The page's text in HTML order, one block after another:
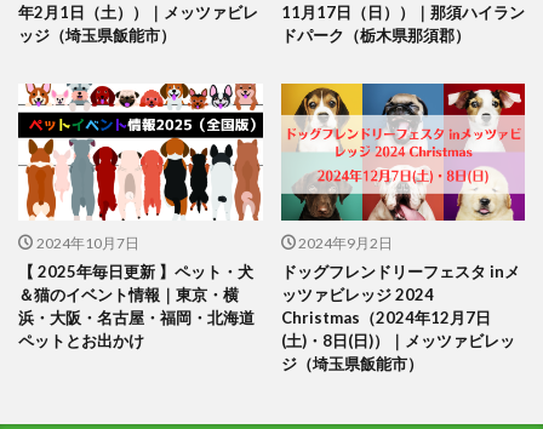
年2月1日（土））｜メッツァビレ
ッジ（埼玉県飯能市）
11月17日（日））｜那須ハイラン
ドパーク（栃木県那須郡）
2024年10月7日
【 2025年毎日更新 】ペット・犬
＆猫のイベント情報｜東京・横
浜・大阪・名古屋・福岡・北海道
ペットとお出かけ
2024年9月2日
ドッグフレンドリーフェスタ inメ
ッツァビレッジ 2024
Christmas（2024年12月7日
(土)・8日(日)）｜メッツァビレッ
ジ（埼玉県飯能市）